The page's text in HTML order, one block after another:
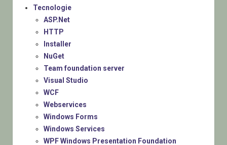
Tecnologie
ASP.Net
HTTP
Installer
NuGet
Team foundation server
Visual Studio
WCF
Webservices
Windows Forms
Windows Services
WPF Windows Presentation Foundation